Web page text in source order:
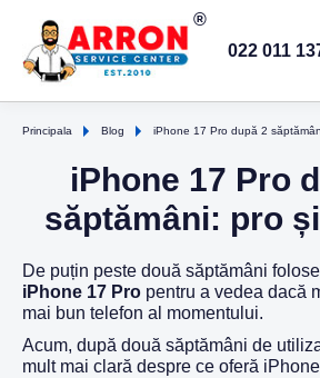
022 011
Principala Blog iPhone 17 Pro după 2
iPhone 17 Pro
săptămâni: pro
De puțin peste două săptămâni
iPhone 17 Pro pentru a vedea dacă
mai bun telefon al momentului.
Acum, după două săptămâni de
mult mai clară despre ce oferă